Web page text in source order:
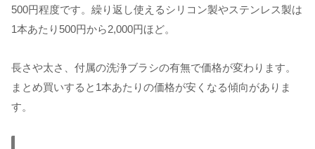
500円程度です。繰り返し使えるシリコン製やステンレス製は
1本あたり500円から2,000円ほど。
長さや太さ、付属の洗浄ブラシの有無で価格が変わります。
まとめ買いすると1本あたりの価格が安くなる傾向がありま
す。